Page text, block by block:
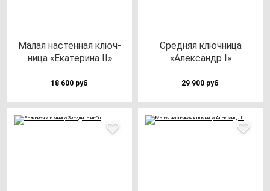
Малая нас­тен­ная ключ­
ни­ца «Ека­те­ри­на II»
18 600 руб
Сред­няя ключ­ни­ца
«Алек­сандр I»
29 900 руб